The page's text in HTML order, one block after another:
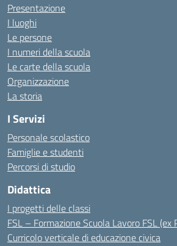
Presentazione
I luoghi
Le persone
I numeri della scuola
Le carte della scuola
Organizzazione
La storia
I Servizi
Personale scolastico
Famiglie e studenti
Percorsi di studio
Didattica
I progetti delle classi
FSL – Formazione Scuola Lavoro FSL (ex
Curricolo verticale di educazione civica